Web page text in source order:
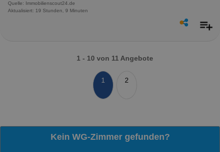
Quelle: Immobilienscout24.de
Aktualisiert: 19 Stunden, 9 Minuten
1 - 10 von 11 Angebote
1 2
Kein WG-Zimmer gefunden?